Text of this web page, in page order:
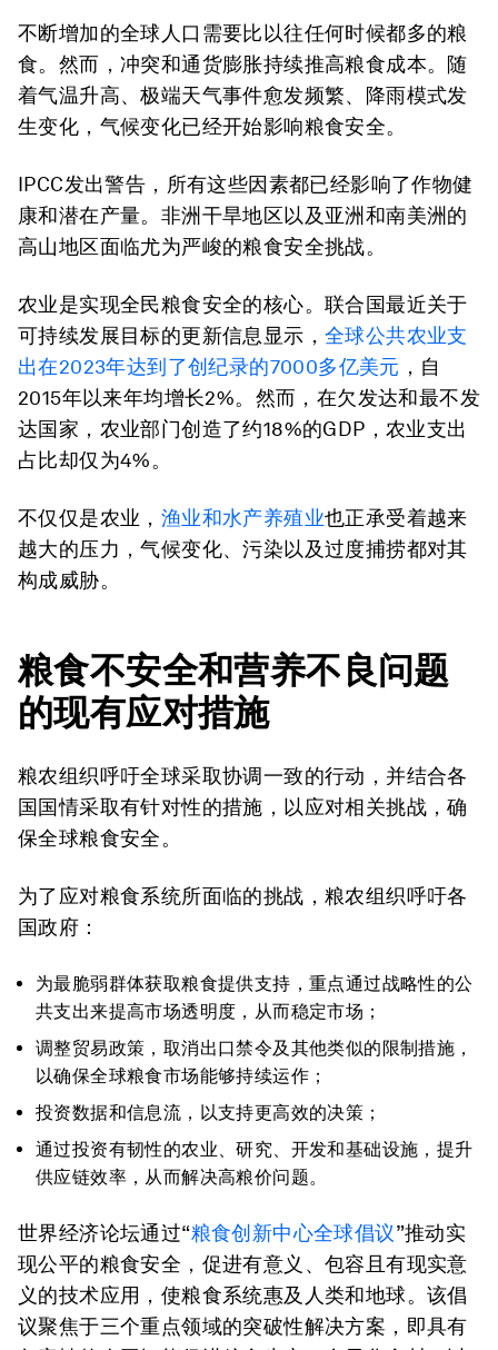
不断增加的全球人口需要比以往任何时候都多的粮
食。然而，冲突和通货膨胀持续推高粮食成本。随
着气温升高、极端天气事件愈发频繁、降雨模式发
生变化，气候变化已经开始影响粮食安全。
IPCC发出警告，所有这些因素都已经影响了作物健
康和潜在产量。非洲干旱地区以及亚洲和南美洲的
高山地区面临尤为严峻的粮食安全挑战。
农业是实现全民粮食安全的核心。联合国最近关于
可持续发展目标的更新信息显示， 全球公共农业支
出在2023年达到了创纪录的7000多亿美元 ，自
2015年以来年均增长2%。然而，在欠发达和最不发
达国家，农业部门创造了约18%的GDP，农业支出
占比却仅为4%。
不仅仅是农业， 渔业和水产养殖业也正承受着越来
越大的压力，气候变化、污染以及过度捕捞都对其
构成威胁。
粮食不安全和营养不良问题
的现有应对措施
粮农组织呼吁全球采取协调一致的行动，并结合各
国国情采取有针对性的措施，以应对相关挑战，确
保全球粮食安全。
为了应对粮食系统所面临的挑战，粮农组织呼吁各
国政府：
为最脆弱群体获取粮食提供支持，重点通过战略性的公
共支出来提高市场透明度，从而稳定市场；
调整贸易政策，取消出口禁令及其他类似的限制措施，
以确保全球粮食市场能够持续运作；
投资数据和信息流，以支持更高效的决策；
通过投资有韧性的农业、研究、开发和基础设施，提升
供应链效率，从而解决高粮价问题。
世界经济论坛通过“粮食创新中心全球倡议”推动实
现公平的粮食安全，促进有意义、包容且有现实意
义的技术应用，使粮食系统惠及人类和地球。该倡
议聚焦于三个重点领域的突破性解决方案，即具有